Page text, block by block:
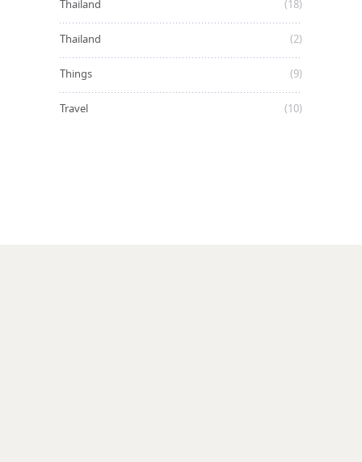
Thailand (18)
Thailand (2)
Things (9)
Travel (10)